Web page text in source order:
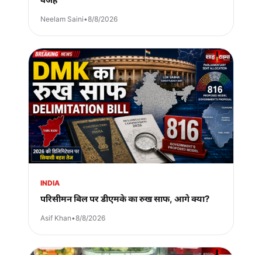
Neelam Saini•8/8/2026
INDIA
परिसीमन बिल पर डीएमके का रुख साफ, आगे क्या?
Asif Khan•8/8/2026